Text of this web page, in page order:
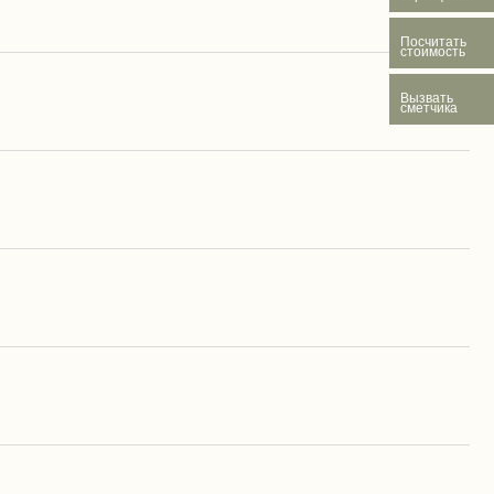
Посчитать
стоимость
Вызвать
сметчика